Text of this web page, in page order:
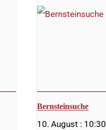
Bernsteinsuche
10. August : 10:30